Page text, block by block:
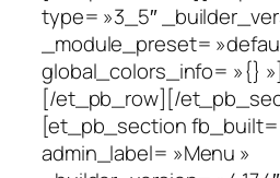
type= »3_5″
_module_preset=
global_colors_info= »{}
[/et_pb_row][/
[et_pb_section fb_built=
admin_label= »Menu »